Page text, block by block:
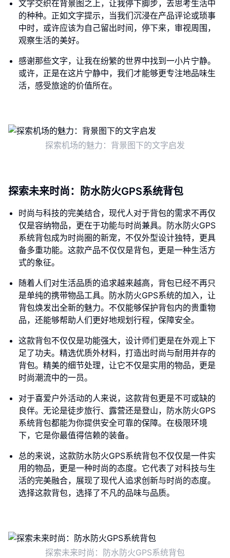
文字交织在背景图之上，让我停下脚步，去思考生活中
的种种。正如文字提示，当我们沉浸在产品评论或琐事
中时，或许应该为自己留出时间，停下来，审视周围，
观察生活的美好。
感谢那些文字，让我在纷繁的世界中找到一小片宁静。
或许，正是在这片宁静中，我们才能够更专注地品味生
活，感受旅途的价值所在。
探索机场的魅力：背景图下的文字启发
探索未来时尚：防水防火GPS系统背包
时尚与科技的完美结合，现代人对于背包的需求不再仅
仅是容纳物品，更在于功能与时尚兼具。防水防火GPS
系统背包成为时尚圈的新宠，不仅外型设计独特，更具
备多重功能。这款产品不仅仅是背包，更是一种生活方
式的象征。
随着人们对生活品质的追求越来越高，背包已经不再只
是单纯的携带物品工具。防水防火GPS系统的加入，让
背包焕发出全新的魅力。不仅能够保护背包内的贵重物
品，还能够帮助人们更好地规划行程，保障安全。
这款背包不仅仅是功能强大，设计师们更是在外观上下
足了功夫。精选优质外材料，打造出时尚与耐用并存的
背包。精美的细节处理，让它不仅是实用的物品，更是
时尚潮流中的一员。
对于喜爱户外活动的人来说，这款背包更是不可或缺的
良伴。无论是徒步旅行、露营还是登山，防水防火GPS
系统背包都能为你提供安全可靠的保障。在极限环境
下，它是你最值得信赖的装备。
总的来说，这款防水防火GPS系统背包不仅仅是一件实
用的物品，更是一种时尚的态度。它代表了对科技与生
活的完美融合，展现了现代人追求创新与时尚的态度。
选择这款背包，选择了不凡的品味与品质。
探索未来时尚：防水防火GPS系统背包